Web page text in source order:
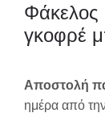
Φάκελος
γκοφρέ
Αποστολή
ημέρα από